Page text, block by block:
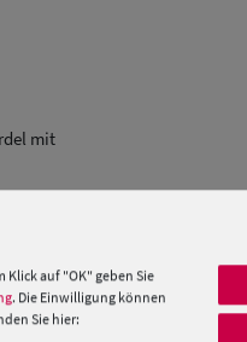
mit
auf "OK" geben Sie
. Die Einwilligung können
Sie hier: